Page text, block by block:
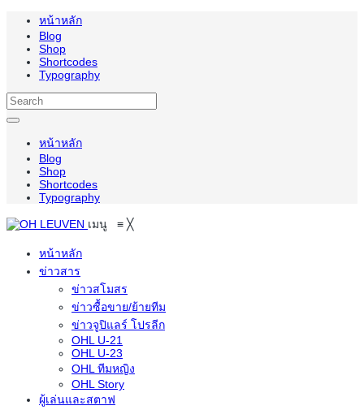
หน้าหลัก
Blog
Shop
Shortcodes
Typography
หน้าหลัก
Blog
Shop
Shortcodes
Typography
เมนู ≡ ╳
หน้าหลัก
ข่าวสาร
ข่าวสโมสร
ข่าวซื้อขาย/ย้ายทีม
ข่าวจูปิแลร์ โปรลีก
OHL U-21
OHL U-23
OHL ทีมหญิง
OHL Story
ผู้เล่นและสตาฟ